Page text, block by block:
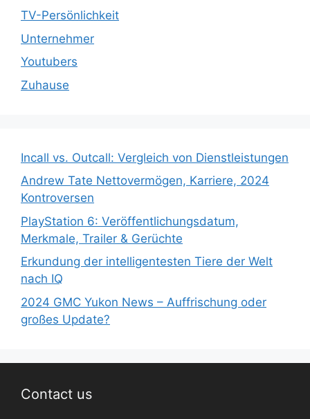
TV-Persönlichkeit
Unternehmer
Youtubers
Zuhause
Incall vs. Outcall: Vergleich von Dienstleistungen
Andrew Tate Nettovermögen, Karriere, 2024
Kontroversen
PlayStation 6: Veröffentlichungsdatum,
Merkmale, Trailer & Gerüchte
Erkundung der intelligentesten Tiere der Welt
nach IQ
2024 GMC Yukon News – Auffrischung oder
großes Update?
Contact us